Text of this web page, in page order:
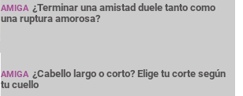
AMIGA ¿Terminar una amistad duele tanto como
una ruptura amorosa?
AMIGA ¿Cabello largo o corto? Elige tu corte según
tu cuello